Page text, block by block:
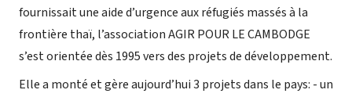
fournissait une aide d’urgence aux réfugiés massés à la
frontière thaï, l’association AGIR POUR LE CAMBODGE
s’est orientée dès 1995 vers des projets de développement.
Elle a monté et gère aujourd’hui 3 projets dans le pays: - un